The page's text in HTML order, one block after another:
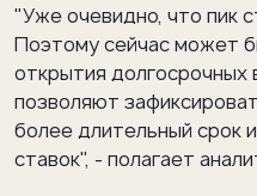
"Уже очевидно, что пик
Поэтому сейчас может
открытия долгосрочных
позволяют
более длительный срок
ставок", - полагает